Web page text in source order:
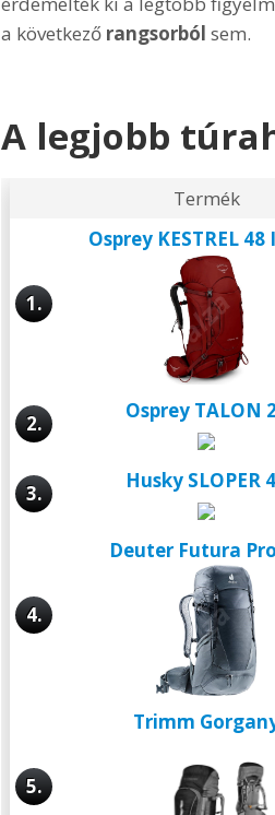
a következő rangsorból sem.
A legjobb
Termék
1.
Osprey KESTREL
2.
Osprey TALON
3.
Husky SLOPER
4.
Deuter Futura
5.
Trimm